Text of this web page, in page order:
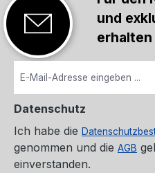
und
erhalten
Datenschutz
Ich habe die
genommen und die AGB
einverstanden.